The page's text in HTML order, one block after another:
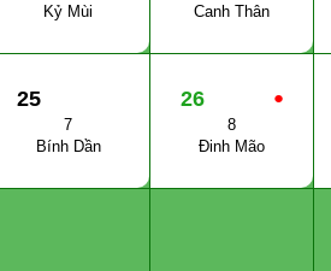
Kỷ Mùi
Canh Thân
25
7
Bính Dần
●
26
8
Đinh Mão